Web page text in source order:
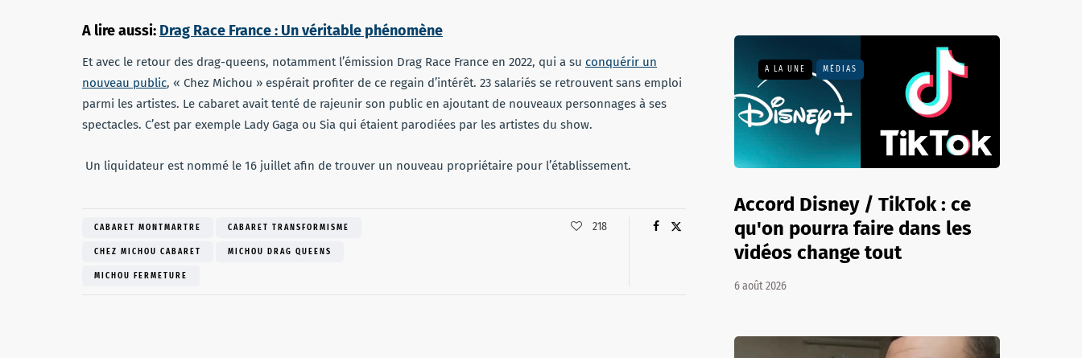
A lire aussi: Drag Race France : Un véritable phénomène
Et avec le retour des drag-queens, notamment l’émission Drag Race France en 2022, qui a su conquérir un
nouveau public, « Chez Michou » espérait profiter de ce regain d’intérêt. 23 salariés se retrouvent sans emploi
parmi les artistes. Le cabaret avait tenté de rajeunir son public en ajoutant de nouveaux personnages à ses
spectacles. C’est par exemple Lady Gaga ou Sia qui étaient parodiées par les artistes du show.
Un liquidateur est nommé le 16 juillet afin de trouver un nouveau propriétaire pour l’établissement.
CABARET MONTMARTRE CABARET TRANSFORMISME
CHEZ MICHOU CABARET MICHOU DRAG QUEENS
MICHOU FERMETURE
218
A LA UNE MÉDIAS
Accord Disney / TikTok : ce
qu'on pourra faire dans les
vidéos change tout
6 août 2026